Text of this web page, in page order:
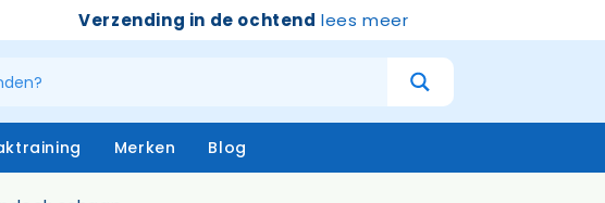
Verzending in de ochtend lees meer
Merken Blog